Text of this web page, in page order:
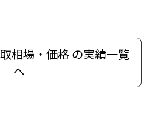
相場・価格 の実績一覧
へ